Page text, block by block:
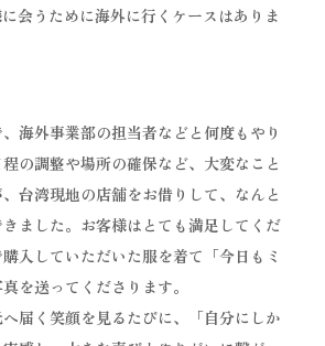
会うために海外に行くケースはありま
海外事業部の担当者などと何度もやり
の調整や場所の確保など、大変なこと
台湾現地の店舗をお借りして、なんと
ました。お客様はとても満足してくだ
入していただいた服を着て「今日もミ
を送ってくださります。
届く笑顔を見るたびに、「自分にしか